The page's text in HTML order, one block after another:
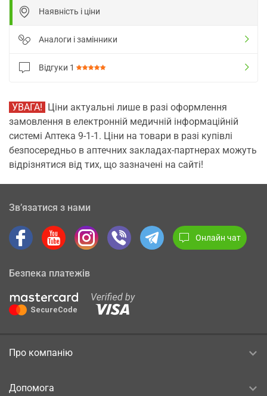
Наявність і ціни
Аналоги і замінники
Відгуки 1
УВАГА! Ціни актуальні лише в разі оформлення
замовлення в електронній медичній інформаційній
системі Аптека 9-1-1. Ціни на товари в разі купівлі
безпосередньо в аптечних закладах-партнерах можуть
відрізнятися від тих, що зазначені на сайті!
Зв’язатися з нами
Онлайн чат
Безпека платежів
Про компанію
Допомога